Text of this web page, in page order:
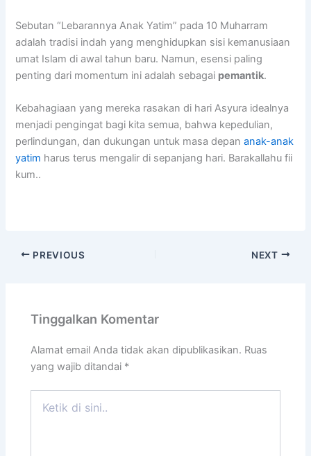
Sebutan “Lebarannya Anak Yatim” pada 10 Muharram
adalah tradisi indah yang menghidupkan sisi kemanusiaan
umat Islam di awal tahun baru. Namun, esensi paling
penting dari momentum ini adalah sebagai pemantik.
Kebahagiaan yang mereka rasakan di hari Asyura idealnya
menjadi pengingat bagi kita semua, bahwa kepedulian,
perlindungan, dan dukungan untuk masa depananak-anak
yatim harus terus mengalir di sepanjang hari. Barakallahu fii
kum..
PREVIOUS NEXT
Tinggalkan Komentar
Alamat email Anda tidak akan dipublikasikan. Ruas
yang wajib ditandai *